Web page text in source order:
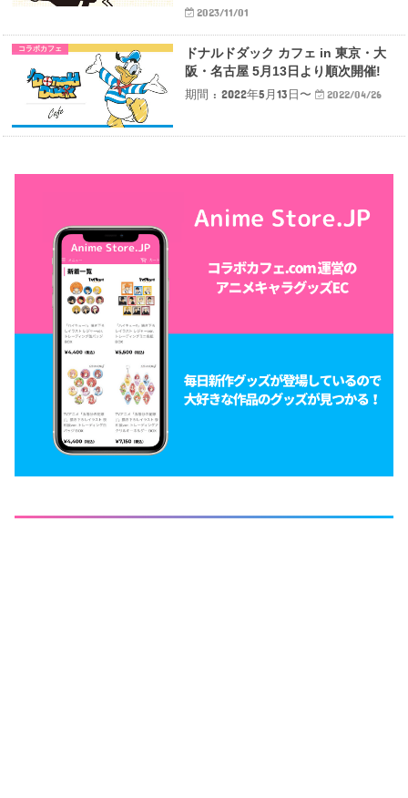
2023/11/01
コラボカフェ
ドナルドダック カフェ in 東京・大
阪・名古屋 5月13日より順次開催!
期間 : 2022年5月13日〜
2022/04/26